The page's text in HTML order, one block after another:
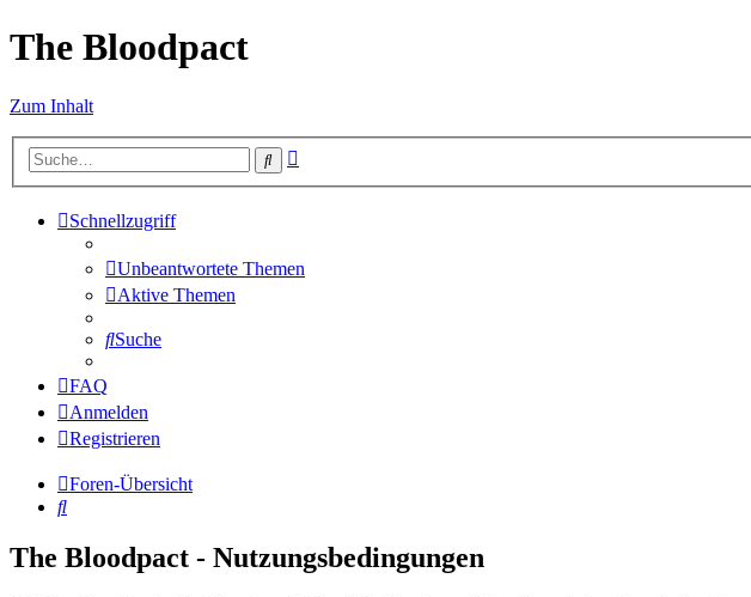
The Bloodpact
Zum Inhalt
Suche
Schnellzugriff
Unbeantwortete Themen
Aktive Themen
Suche
FAQ
Anmelden
Registrieren
Foren-Übersicht
Suche
The Bloodpact - Nutzungsbedingungen